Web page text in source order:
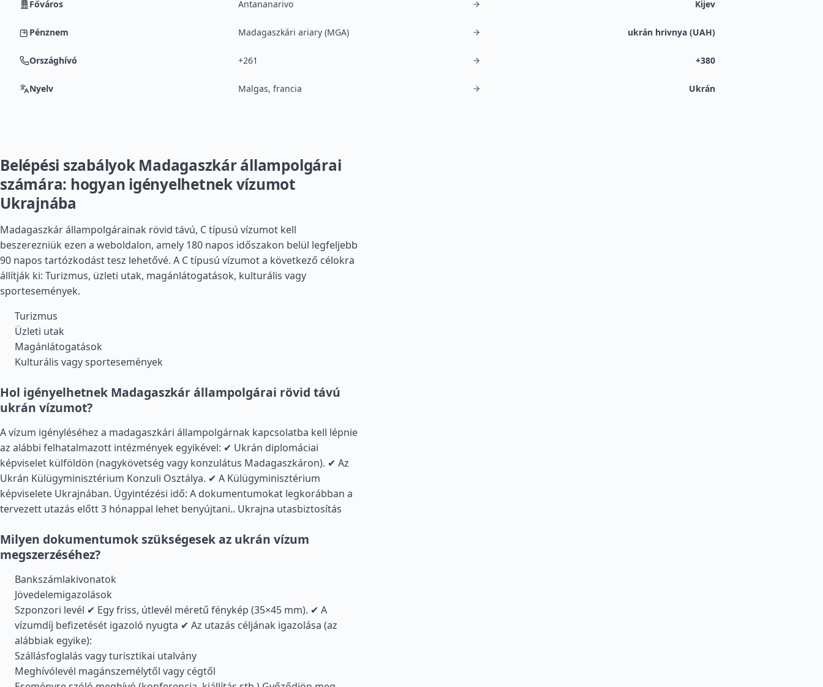
Főváros Antananarivo Kijev
Pénznem Madagaszkári ariary (MGA) ukrán hrivnya (UAH)
Országhívó +261 +380
Nyelv Malgas, francia Ukrán
Belépési szabályok Madagaszkár állampolgárai
számára: hogyan igényelhetnek vízumot
Ukrajnába
Madagaszkár állampolgárainak rövid távú, C típusú vízumot kell
beszerezniük ezen a weboldalon, amely 180 napos időszakon belül legfeljebb
90 napos tartózkodást tesz lehetővé. A C típusú vízumot a következő célokra
állítják ki: Turizmus, üzleti utak, magánlátogatások, kulturális vagy
sportesemények.
Turizmus
Üzleti utak
Magánlátogatások
Kulturális vagy sportesemények
Hol igényelhetnek Madagaszkár állampolgárai rövid távú
ukrán vízumot?
A vízum igényléséhez a madagaszkári állampolgárnak kapcsolatba kell lépnie
az alábbi felhatalmazott intézmények egyikével: ✔ Ukrán diplomáciai
képviselet külföldön (nagykövetség vagy konzulátus Madagaszkáron). ✔ Az
Ukrán Külügyminisztérium Konzuli Osztálya. ✔ A Külügyminisztérium
képviselete Ukrajnában. Ügyintézési idő: A dokumentumokat legkorábban a
tervezett utazás előtt 3 hónappal lehet benyújtani.. Ukrajna utasbiztosítás
Milyen dokumentumok szükségesek az ukrán vízum
megszerzéséhez?
Bankszámlakivonatok
Jövedelemigazolások
Szponzori levél ✔ Egy friss, útlevél méretű fénykép (35×45 mm). ✔ A
vízumdíj befizetését igazoló nyugta ✔ Az utazás céljának igazolása (az
alábbiak egyike):
Szállásfoglalás vagy turisztikai utalvány
Meghívólevél magánszemélytől vagy cégtől